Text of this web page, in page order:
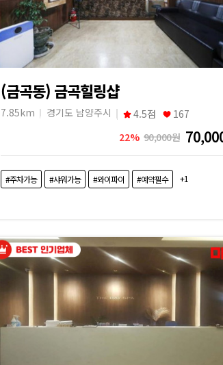
(금곡동) 금곡힐링샵
7.85km 경기도 남양주시 4.5점
167
22% 90,000원
#주차가능 #샤워가능 #와이파이 #예약필수 +1